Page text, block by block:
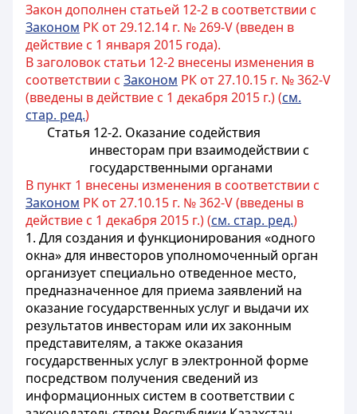
Закон дополнен статьей 12-2 в соответствии с
Законом РК от 29.12.14 г. № 269-V (введен в
действие с 1 января 2015 года).
В заголовок статьи 12-2 внесены изменения в
соответствии с Законом РК от 27.10.15 г. № 362-V
(введены в действие с 1 декабря 2015 г.) (см.
стар. ред.)
Статья 12-2. Оказание содействия
инвесторам при взаимодействии с
государственными органами
В пункт 1 внесены изменения в соответствии с
Законом РК от 27.10.15 г. № 362-V (введены в
действие с 1 декабря 2015 г.) (см. стар. ред.)
1. Для создания и функционирования «одного
окна» для инвесторов уполномоченный орган
организует специально отведенное место,
предназначенное для приема заявлений на
оказание государственных услуг и выдачи их
результатов инвесторам или их законным
представителям, а также оказания
государственных услуг в электронной форме
посредством получения сведений из
информационных систем в соответствии с